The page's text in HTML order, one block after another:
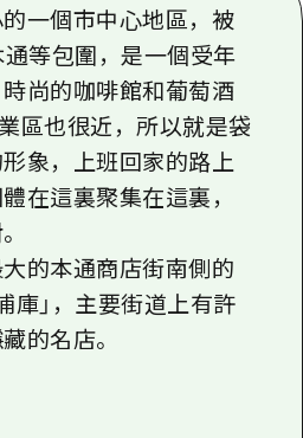
摘要
門票
及運送服務
通行證
一個市中心地區，被
通等包圍，是一個受年
尚的咖啡館和葡萄酒
區也很近，所以就是袋
象，上班回家的路上
在這裏聚集在這裏，
的本通商店街南側的
庫」，主要街道上有許
的名店。